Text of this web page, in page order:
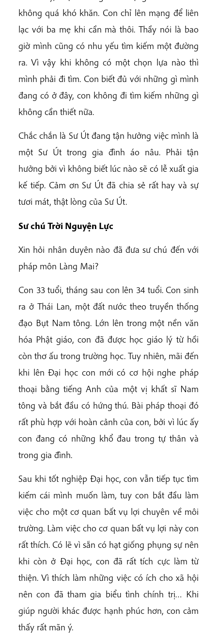
không quá khó khăn. Con chỉ lên mạng để liên
lạc với ba mẹ khi cần mà thôi. Thầy nói là bao
giờ mình cũng có nhu yếu tìm kiếm một đường
ra. Vì vậy khi không có một chọn lựa nào thì
mình phải đi tìm. Con biết đủ với những gì mình
đang có ở đây, con không đi tìm kiếm những gì
không cần thiết nữa.
Chắc chắn là Sư Út đang tận hưởng việc mình là
một Sư Út trong gia đình áo nâu. Phải tận
hưởng bởi vì không biết lúc nào sẽ có lễ xuất gia
kế tiếp. Cảm ơn Sư Út đã chia sẻ rất hay và sự
tươi mát, thật lòng của Sư Út.
Sư chú Trời Nguyện Lực
Xin hỏi nhân duyên nào đã đưa sư chú đến với
pháp môn Làng Mai?
Con 33 tuổi, tháng sau con lên 34 tuổi. Con sinh
ra ở Thái Lan, một đất nước theo truyền thống
đạo Bụt Nam tông. Lớn lên trong một nền văn
hóa Phật giáo, con đã được học giáo lý từ hồi
còn thơ ấu trong trường học. Tuy nhiên, mãi đến
khi lên Đại học con mới có cơ hội nghe pháp
thoại bằng tiếng Anh của một vị khất sĩ Nam
tông và bắt đầu có hứng thú. Bài pháp thoại đó
rất phù hợp với hoàn cảnh của con, bởi vì lúc ấy
con đang có những khổ đau trong tự thân và
trong gia đình.
Sau khi tốt nghiệp Đại học, con vẫn tiếp tục tìm
kiếm cái mình muốn làm, tuy con bắt đầu làm
việc cho một cơ quan bất vụ lợi chuyên về môi
trường. Làm việc cho cơ quan bất vụ lợi này con
rất thích. Có lẽ vì sẵn có hạt giống phụng sự nên
khi còn ở Đại học, con đã rất tích cực làm từ
thiện. Vì thích làm những việc có ích cho xã hội
nên con đã tham gia biểu tình chính trị… Khi
giúp người khác được hạnh phúc hơn, con cảm
thấy rất mãn ý.